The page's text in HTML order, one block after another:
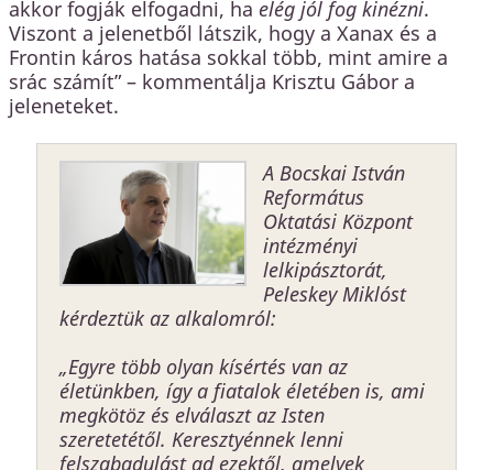
akkor fogják elfogadni, ha elég jól fog kinézni.
Viszont a jelenetből látszik, hogy a Xanax és a
Frontin káros hatása sokkal több, mint amire a
srác számít” – kommentálja Krisztu Gábor a
jeleneteket.
A Bocskai István
Református
Oktatási Központ
intézményi
lelkipásztorát,
Peleskey Miklóst
kérdeztük az alkalomról:
„Egyre több olyan kísértés van az
életünkben, így a fiatalok életében is, ami
megkötöz és elválaszt az Isten
szeretetétől. Keresztyénnek lenni
felszabadulást ad ezektől, amelyek